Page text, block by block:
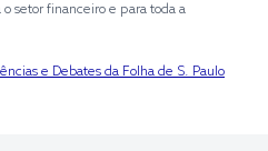
setor financeiro e para toda a
e Debates da Folha de S. Paulo